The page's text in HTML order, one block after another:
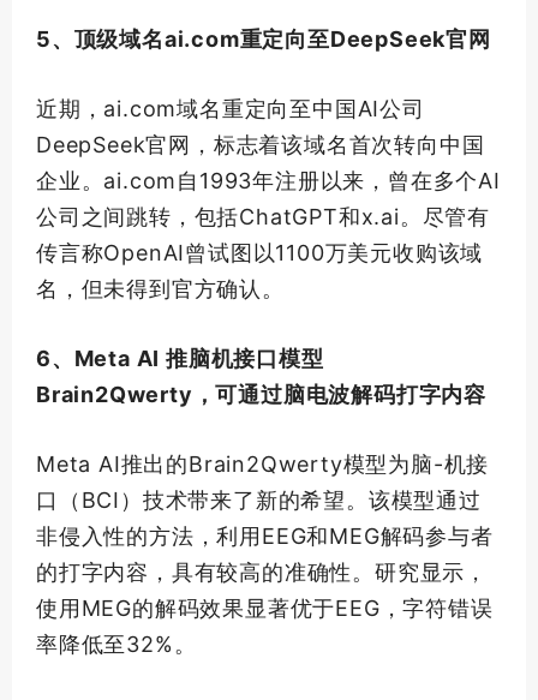
5、 顶级域名ai.com重定向至DeepSeek官网
近期，ai.com域名重定向至中国AI公司
DeepSeek官网，标志着该域名首次转向中国
企业。ai.com自1993年注册以来，曾在多个AI
公司之间跳转，包括ChatGPT和x.ai。尽管有
传言称OpenAI曾试图以1100万美元收购该域
名，但未得到官方确认。
6、Meta AI 推脑机接口模型
Brain2Qwerty，可通过脑电波解码打字内容
Meta AI推出的Brain2Qwerty模型为脑-机接
口（BCI）技术带来了新的希望。该模型通过
非侵入性的方法，利用EEG和MEG解码参与者
的打字内容，具有较高的准确性。研究显示，
使用MEG的解码效果显著优于EEG，字符错误
率降低至32%。